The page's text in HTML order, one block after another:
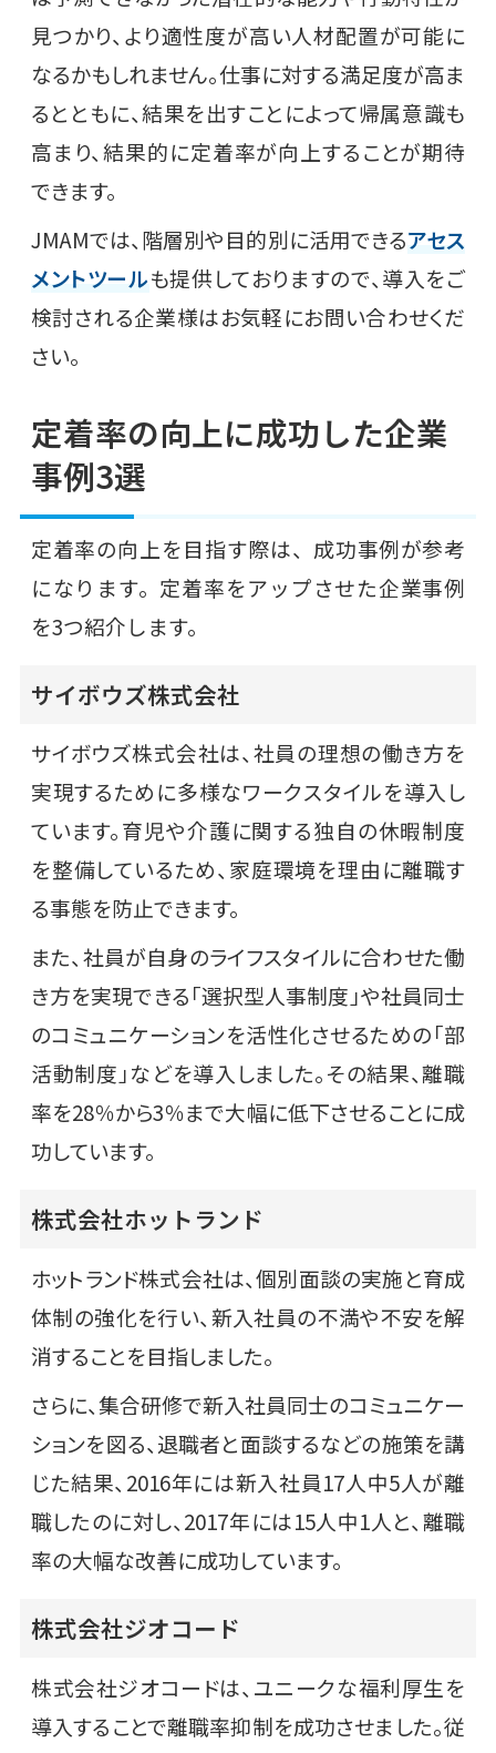
見つかり、より適性度が高い人材配置が可能に
なるかもしれません。仕事に対する満足度が高ま
るとともに、結果を出すことによって帰属意識も
高まり、結果的に定着率が向上することが期待
できます。
JMAMでは、階層別や目的別に活用できるアセス
メントツールも提供しておりますので、導入をご
検討される企業様はお気軽にお問い合わせくだ
さい。
定着率の向上に成功した企業
事例3選
定着率の向上を目指す際は、成功事例が参考
になります。定着率をアップさせた企業事例
を3つ紹介します。
サイボウズ株式会社
サイボウズ株式会社は、社員の理想の働き方を
実現するために多様なワークスタイルを導入し
ています。育児や介護に関する独自の休暇制度
を整備しているため、家庭環境を理由に離職す
る事態を防止できます。
また、社員が自身のライフスタイルに合わせた働
き方を実現できる「選択型人事制度」や社員同士
のコミュニケーションを活性化させるための「部
活動制度」などを導入しました。その結果、離職
率を28％から3％まで大幅に低下させることに成
功しています。
株式会社ホットランド
ホットランド株式会社は、個別面談の実施と育成
体制の強化を行い、新入社員の不満や不安を解
消することを目指しました。
さらに、集合研修で新入社員同士のコミュニケー
ションを図る、退職者と面談するなどの施策を講
じた結果、2016年には新入社員17人中5人が離
職したのに対し、2017年には15人中1人と、離職
率の大幅な改善に成功しています。
株式会社ジオコード
株式会社ジオコードは、ユニークな福利厚生を
導入することで離職率抑制を成功させました。従